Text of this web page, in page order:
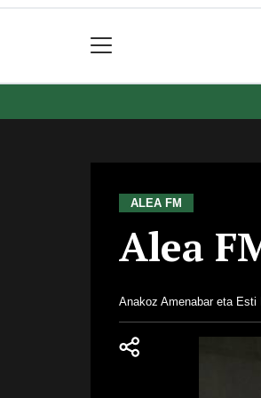
ALEA FM
Alea
Anakoz Amenabar eta Esti